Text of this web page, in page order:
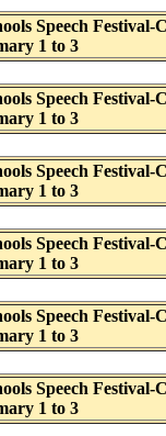
Speech Festival-
1 to 3
Speech Festival-
1 to 3
Speech Festival-
1 to 3
Speech Festival-
1 to 3
Speech Festival-
1 to 3
Speech Festival-
1 to 3